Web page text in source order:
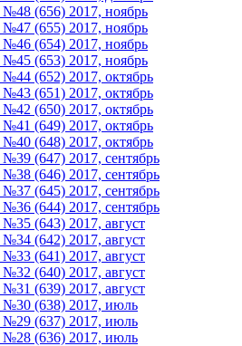
(656) 2017, ноябрь
(655) 2017, ноябрь
(654) 2017, ноябрь
(653) 2017, ноябрь
(652) 2017, октябрь
(651) 2017, октябрь
(650) 2017, октябрь
(649) 2017, октябрь
(648) 2017, октябрь
(647) 2017, сентябрь
(646) 2017, сентябрь
(645) 2017, сентябрь
(644) 2017, сентябрь
(643) 2017, август
(642) 2017, август
(641) 2017, август
(640) 2017, август
(639) 2017, август
№30 (638) 2017, июль
№29 (637) 2017, июль
№28 (636) 2017, июль